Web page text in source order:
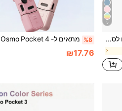
5
כיסוי מגן מקלדת 4 ב-1, תואם לסמסונג גלקסי טאב ולאייפד, Redm אייפד SE, כולל מקלדת Bluetooth אלחוטית נשלפת (150mAh) ועכבר, כיסוי מגן לטאבלט עם חריץ לעט (ורוד) %8
₪17.76